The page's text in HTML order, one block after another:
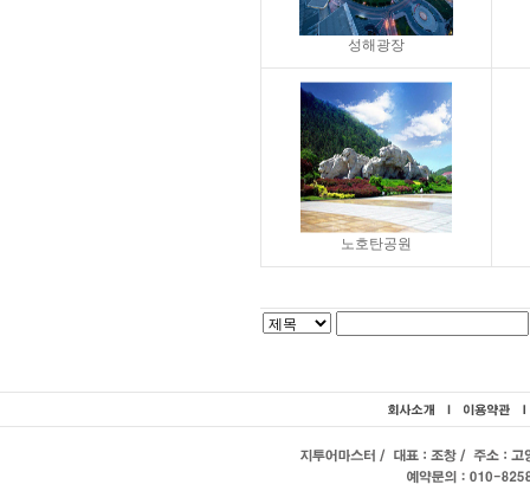
성해광장
노호탄공원